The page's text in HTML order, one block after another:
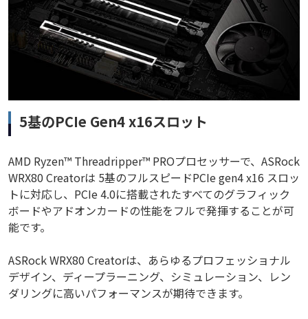
5基のPCIe Gen4 x16スロット
AMD Ryzen™ Threadripper™ PROプロセッサーで、ASRock
WRX80 Creatorは 5基のフルスピードPCIe gen4 x16 スロッ
トに対応し、PCIe 4.0に搭載されたすべてのグラフィック
ボードやアドオンカードの性能をフルで発揮することが可
能です。
ASRock WRX80 Creatorは、あらゆるプロフェッショナル
デザイン、ディープラーニング、シミュレーション、レン
ダリングに高いパフォーマンスが期待できます。